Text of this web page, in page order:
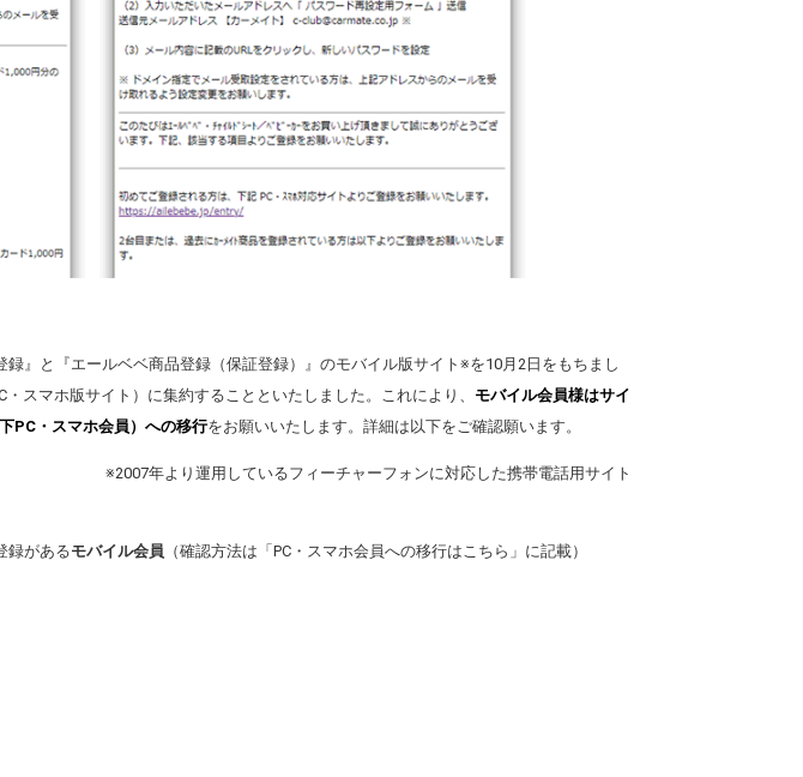
』と『エールベベ商品登録（保証登録）』のモバイル版サイト※を10月2日をもちまし
スマホ版サイト）に集約することといたしました。これにより、 モバイル会員様はサイ
PC・スマホ会員）への移行をお願いいたします。詳細は以下をご確認願います。
※2007年より運用しているフィーチャーフォンに対応した携帯電話用サイト
録があるモバイル会員 （確認方法は「PC・スマホ会員への移行はこちら」に記載）